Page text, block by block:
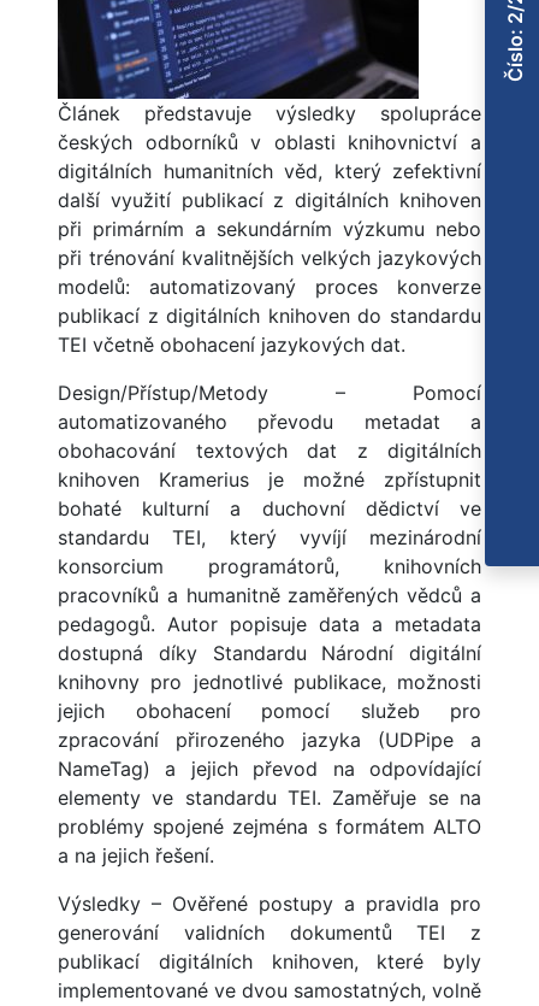
Článek představuje výsledky spolupráce
českých odborníků v oblasti knihovnictví a
digitálních humanitních věd, který zefektivní
další využití publikací z digitálních knihoven
při primárním a sekundárním výzkumu nebo
při trénování kvalitnějších velkých jazykových
modelů: automatizovaný proces konverze
publikací z digitálních knihoven do standardu
TEI včetně obohacení jazykových dat.
Design/Přístup/Metody – Pomocí
automatizovaného převodu metadat a
obohacování textových dat z digitálních
knihoven Kramerius je možné zpřístupnit
bohaté kulturní a duchovní dědictví ve
standardu TEI, který vyvíjí mezinárodní
konsorcium programátorů, knihovních
pracovníků a humanitně zaměřených vědců a
pedagogů. Autor popisuje data a metadata
dostupná díky Standardu Národní digitální
knihovny pro jednotlivé publikace, možnosti
jejich obohacení pomocí služeb pro
zpracování přirozeného jazyka (UDPipe a
NameTag) a jejich převod na odpovídající
elementy ve standardu TEI. Zaměřuje se na
problémy spojené zejména s formátem ALTO
a na jejich řešení.
Výsledky – Ověřené postupy a pravidla pro
generování validních dokumentů TEI z
publikací digitálních knihoven, které byly
implementované ve dvou samostatných, volně